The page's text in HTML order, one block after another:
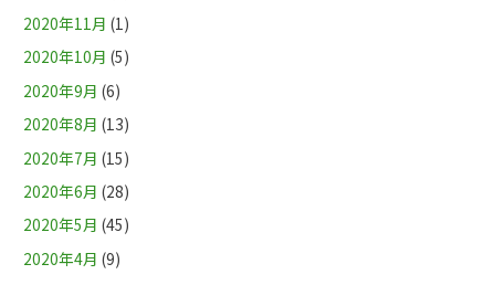
2020年11月 (1)
2020年10月 (5)
2020年9月 (6)
2020年8月 (13)
2020年7月 (15)
2020年6月 (28)
2020年5月 (45)
2020年4月 (9)